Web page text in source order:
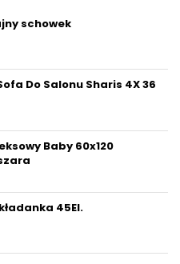
schowek
Do Salonu Sharis 4X 36
Baby 60x120
45El.